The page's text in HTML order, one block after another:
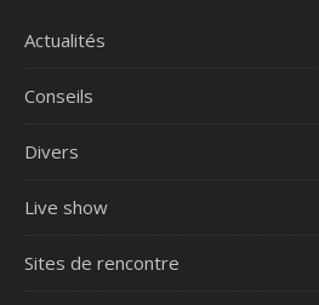
Actualités
Conseils
Divers
Live show
Sites de rencontre